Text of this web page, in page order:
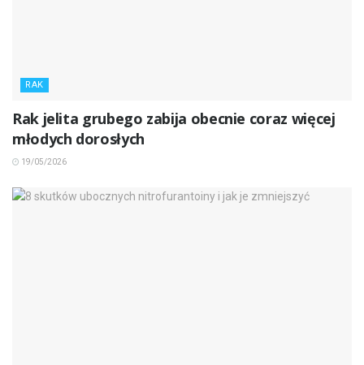
RAK
Rak jelita grubego zabija obecnie coraz więcej
młodych dorosłych
19/05/2026